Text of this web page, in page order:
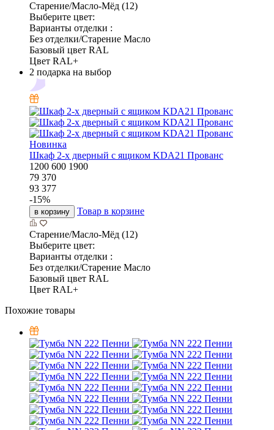
Старение/Масло-Мёд (12)
Выберите цвет:
Варианты отделки :
Без отделки/Старение Масло
Базовый цвет RAL
Цвет RAL+
2 подарка на выбор
Новинка
Шкаф 2-х дверный с ящиком KDA21 Прованс
1200 600 1900
79 370
93 377
-15%
в корзину Товар в корзине
Старение/Масло-Мёд (12)
Выберите цвет:
Варианты отделки :
Без отделки/Старение Масло
Базовый цвет RAL
Цвет RAL+
Похожие товары